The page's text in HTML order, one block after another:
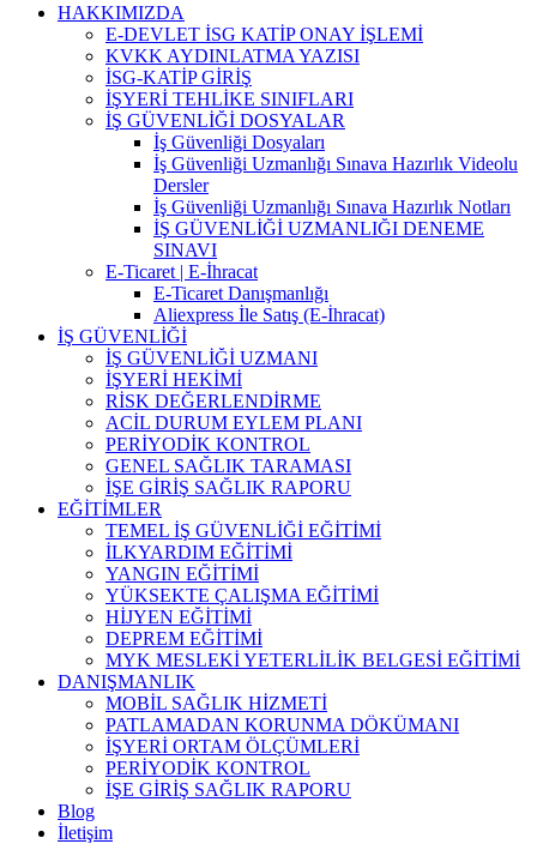
HAKKIMIZDA
E-DEVLET İSG KATİP ONAY İŞLEMİ
KVKK AYDINLATMA YAZISI
İSG-KATİP GİRİŞ
İŞYERİ TEHLİKE SINIFLARI
İŞ GÜVENLİĞİ DOSYALAR
İş Güvenliği Dosyaları
İş Güvenliği Uzmanlığı Sınava Hazırlık Videolu
Dersler
İş Güvenliği Uzmanlığı Sınava Hazırlık Notları
İŞ GÜVENLİĞİ UZMANLIĞI DENEME
SINAVI
E-Ticaret | E-İhracat
E-Ticaret Danışmanlığı
Aliexpress İle Satış (E-İhracat)
İŞ GÜVENLİĞİ
İŞ GÜVENLİĞİ UZMANI
İŞYERİ HEKİMİ
RİSK DEĞERLENDİRME
ACİL DURUM EYLEM PLANI
PERİYODİK KONTROL
GENEL SAĞLIK TARAMASI
İŞE GİRİŞ SAĞLIK RAPORU
EĞİTİMLER
TEMEL İŞ GÜVENLİĞİ EĞİTİMİ
İLKYARDIM EĞİTİMİ
YANGIN EĞİTİMİ
YÜKSEKTE ÇALIŞMA EĞİTİMİ
HİJYEN EĞİTİMİ
DEPREM EĞİTİMİ
MYK MESLEKİ YETERLİLİK BELGESİ EĞİTİMİ
DANIŞMANLIK
MOBİL SAĞLIK HİZMETİ
PATLAMADAN KORUNMA DÖKÜMANI
İŞYERİ ORTAM ÖLÇÜMLERİ
PERİYODİK KONTROL
İŞE GİRİŞ SAĞLIK RAPORU
Blog
İletişim